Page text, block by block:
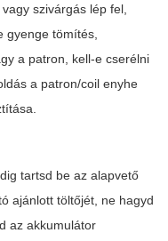
szivárgás lép fel,
gyenge tömítés,
a patron, kell-e cserélni
a patron/coil enyhe
tartsd be az alapvető
ajánlott töltőjét, ne hagyd
az akkumulátor